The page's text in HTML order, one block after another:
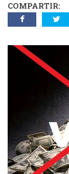
COMPARTIR: